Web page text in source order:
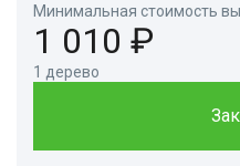
Минимальная стоимость
1 010 ₽
1 дерево